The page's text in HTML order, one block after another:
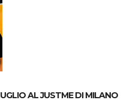
AL JUSTME DI MILANO